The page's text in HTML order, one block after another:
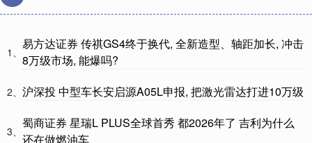
1、
易方达证券 传祺GS4终于换代, 全新造型、轴距加长, 冲击
8万级市场, 能爆吗?
2、 沪深投 中型车长安启源A05L申报, 把激光雷达打进10万级
3、
蜀商证券 星瑞L PLUS全球首秀 都2026年了 吉利为什么
还在做燃油车